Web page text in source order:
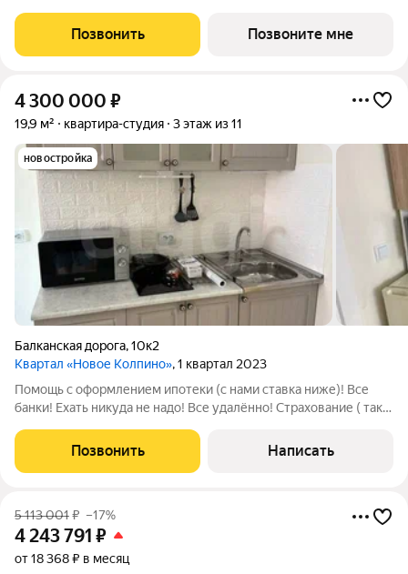
квартал «Новый Московский» в Пушкинском районе. Этот
комплекс объединит в себе успешный
Позвонить Позвоните мне
4 300 000 ₽
19,9 м² квартира-студия 3 этаж из 11
новостройка
Балканская дорога,10к2
Квартал «Новое Колпино», 1 квартал 2023
Помощь с оформлением ипотеки (с нами ставка ниже)! Все
банки! Ехать никуда не надо! Все удалённо! Страхование ( так
Этажи страхует все сделки. Кирпич. Без перепланировок.
Готовы к быстрой
Позвонить Написать
5 113 001₽ –17%
4 243 791 ₽
от 18 368 ₽ в месяц